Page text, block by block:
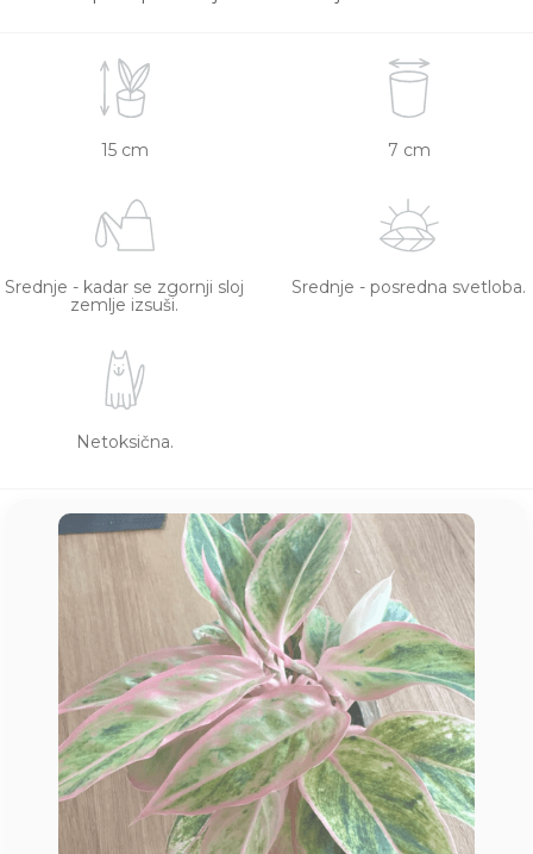
15 cm 7 cm
Srednje - kadar se zgornji sloj
zemlje izsuši.
Srednje - posredna svetloba.
Netoksična.